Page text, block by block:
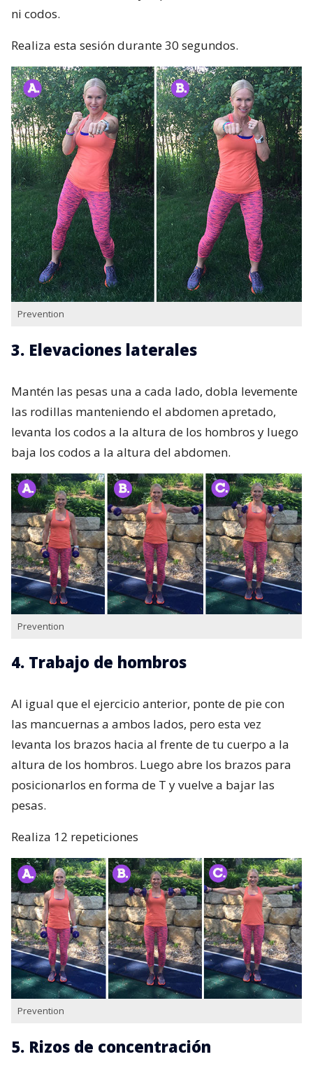
ni codos.
Realiza esta sesión durante 30 segundos.
Prevention
3. Elevaciones laterales
Mantén las pesas una a cada lado, dobla levemente
las rodillas manteniendo el abdomen apretado,
levanta los codos a la altura de los hombros y luego
baja los codos a la altura del abdomen.
Prevention
4. Trabajo de hombros
Al igual que el ejercicio anterior, ponte de pie con
las mancuernas a ambos lados, pero esta vez
levanta los brazos hacia al frente de tu cuerpo a la
altura de los hombros. Luego abre los brazos para
posicionarlos en forma de T y vuelve a bajar las
pesas.
Realiza 12 repeticiones
Prevention
5. Rizos de concentración